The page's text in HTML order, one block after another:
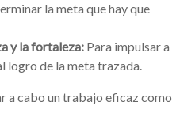
la meta que hay que
y la fortaleza: Para impulsar a
logro de la meta trazada.
a cabo un trabajo eficaz como